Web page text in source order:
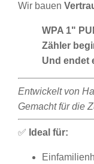
Wir bauen
WPA 1"
Zähler
Und endet
Entwickelt von
Gemacht für die
✅ Ideal für: